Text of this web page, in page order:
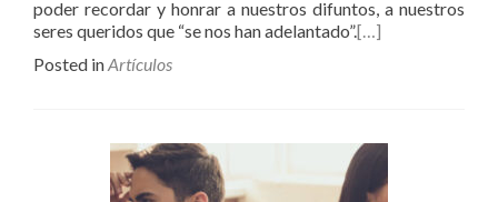
poder recordar y honrar a nuestros difuntos, a nuestros
seres queridos que “se nos han adelantado”.[…]
Posted inArtículos